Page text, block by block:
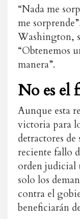
“Nada me
me
Washington,
“Obtenemos
manera”.
No es el
Aunque esta
victoria para
detractores
reciente fallo
orden judicial
solo los
contra el
beneficiarán